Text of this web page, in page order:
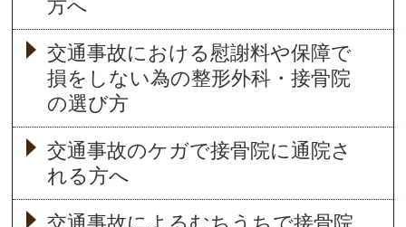
方へ
交通事故における慰謝料や保障で
損をしない為の整形外科・接骨院
の選び方
交通事故のケガで接骨院に通院さ
れる方へ